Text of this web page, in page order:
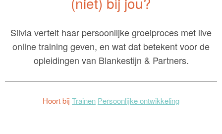
Silvia vertelt haar persoonlijke groeiproces met live
online training geven, en wat dat betekent voor de
opleidingen van Blankestijn & Partners.
Hoort bij Trainen Persoonlijke ontwikkeling